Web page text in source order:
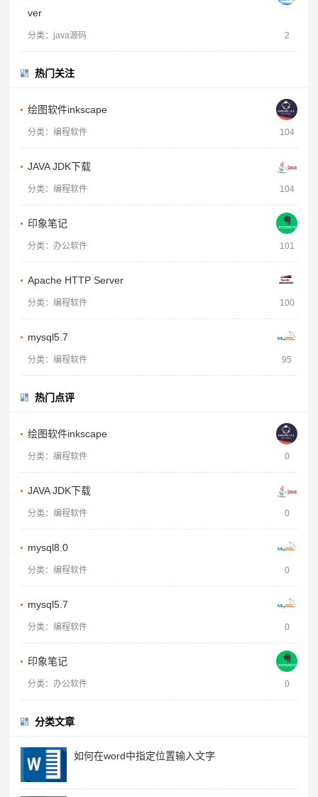
ver
分类：java源码 2
热门关注
绘图软件inkscape
分类：编程软件 104
JAVA JDK下载
分类：编程软件 104
印象笔记
分类：办公软件 101
Apache HTTP Server
分类：编程软件 100
mysql5.7
分类：编程软件 95
热门点评
绘图软件inkscape
分类：编程软件 0
JAVA JDK下载
分类：编程软件 0
mysql8.0
分类：编程软件 0
mysql5.7
分类：编程软件 0
印象笔记
分类：办公软件 0
分类文章
如何在word中指定位置输入文字